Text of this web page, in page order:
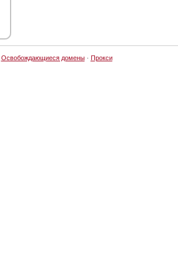
Освобождающиеся домены· Прокси